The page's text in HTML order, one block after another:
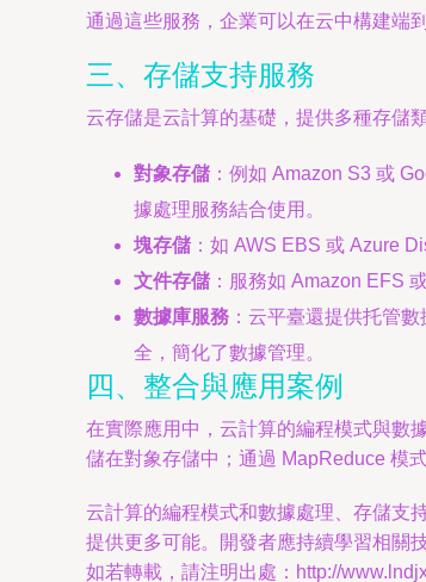
通過這些服務，企業可以在云中構建端
三、存儲支持服務
云存儲是云計算的基礎，提供多種存儲
對象存儲 ：例如 Amazon S3 或
據處理服務結合使用。
塊存儲 ：如 AWS EBS 或 Azure
文件存儲 ：服務如 Amazon EFS
數據庫服務 ：云平臺還提供托管
全，簡化了數據管理。
四、整合與應用案例
在實際應用中，云計算的編程模式與數
儲在對象存儲中；通過 MapReduce 模
云計算的編程模式和數據處理、存儲支
提供更多可能。開發者應持續學習相關
如若轉載，請注明出處：http://